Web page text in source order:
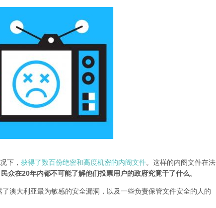
下， 获得了数百份绝密和高度机密的内阁文件。这样的内阁文件在法
众在20年内都不可能了解他们投票用户的政府究竟干了什么。
澳大利亚最为敏感的安全漏洞，以及一些负责保管文件安全的人的